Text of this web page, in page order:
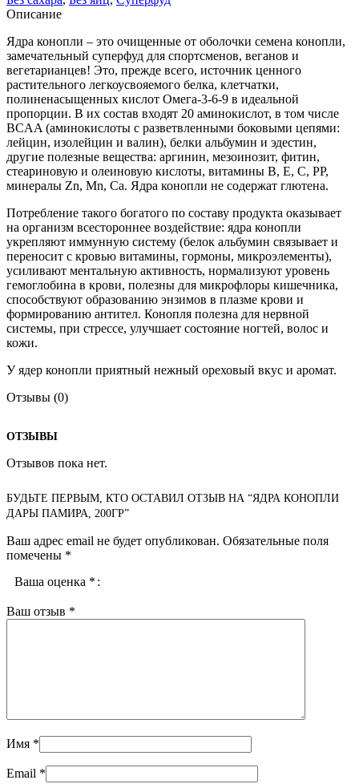
Памира,
200гр
Описание
Ядра конопли – это очищенные от оболочки семена конопли,
замечательный суперфуд для спортсменов, веганов и
вегетарианцев! Это, прежде всего, источник ценного
растительного легкоусвояемого белка, клетчатки,
полиненасыщенных кислот Омега-3-6-9 в идеальной
пропорции. В их состав входят 20 аминокислот, в том числе
BCAA (аминокислоты с разветвленными боковыми цепями:
лейцин, изолейцин и валин), белки альбумин и эдестин,
другие полезные вещества: аргинин, мезоинозит, фитин,
стеариновую и олеиновую кислоты, витамины В, Е, С, РР,
минералы Zn, Mn, Ca. Ядра конопли не содержат глютена.
Потребление такого богатого по составу продукта оказывает
на организм всестороннее воздействие: ядра конопли
укрепляют иммунную систему (белок альбумин связывает и
переносит с кровью витамины, гормоны, микроэлементы),
усиливают ментальную активность, нормализуют уровень
гемоглобина в крови, полезны для микрофлоры кишечника,
способствуют образованию энзимов в плазме крови и
формированию антител. Конопля полезна для нервной
системы, при стрессе, улучшает состояние ногтей, волос и
кожи.
У ядер конопли приятный нежный ореховый вкус и аромат.
Отзывы (0)
ОТЗЫВЫ
Отзывов пока нет.
БУДЬТЕ ПЕРВЫМ, КТО ОСТАВИЛ ОТЗЫВ НА “ЯДРА КОНОПЛИ
ДАРЫ ПАМИРА, 200ГР”
Ваш адрес email не будет опубликован. Обязательные поля
помечены *
Ваша оценка *
Ваш отзыв *
Имя *
Email *